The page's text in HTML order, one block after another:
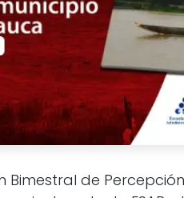
Bimestral de